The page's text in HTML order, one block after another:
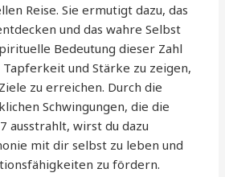
Reise. Sie ermutigt dazu, das
und das wahre Selbst
Bedeutung dieser Zahl
und Stärke zu zeigen,
zu erreichen. Durch die
Schwingungen, die die
ausstrahlt, wirst du dazu
mit dir selbst zu leben und
zu fördern.